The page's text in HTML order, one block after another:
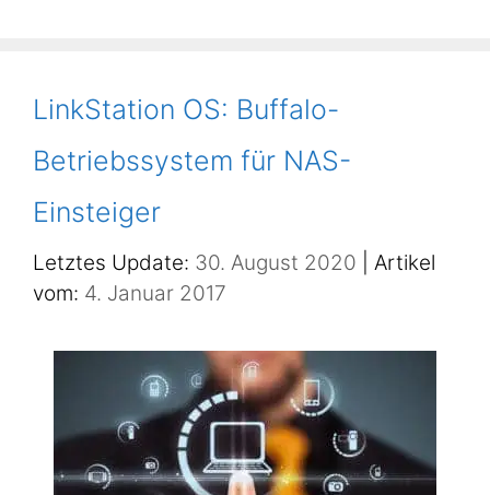
LinkStation OS: Buffalo-
Betriebssystem für NAS-
Einsteiger
30. August 2020
4. Januar 2017